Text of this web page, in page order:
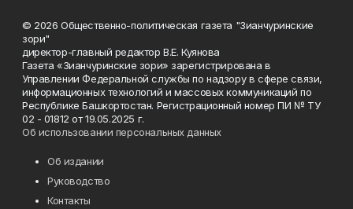
© 2026 Общественно-политическая газета "Зианчуринские
зори"
директор-главный редактор В.Е. Куянова
Газета «Зианчуринские зори» зарегистрирована в
Управлении Федеральной службы по надзору в сфере связи,
информационных технологий и массовых коммуникаций по
Республике Башкортостан. Регистрационный номер ПИ № ТУ
02 - 01812 от 19.05.2025 г.
Об использовании персональных данных
Об издании
Руководство
Контакты